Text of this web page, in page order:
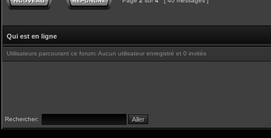
Qui est en ligne
Utilisateurs parcourant ce forum: Aucun utilisateur enregistré et 0 invités
Rechercher: